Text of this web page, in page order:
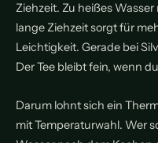
Ziehzeit. Zu heißes
lange Ziehzeit sorgt für
Leichtigkeit. Gerade bei
Der Tee bleibt fein, wenn
Darum lohnt sich ein
mit Temperaturwahl. Wer